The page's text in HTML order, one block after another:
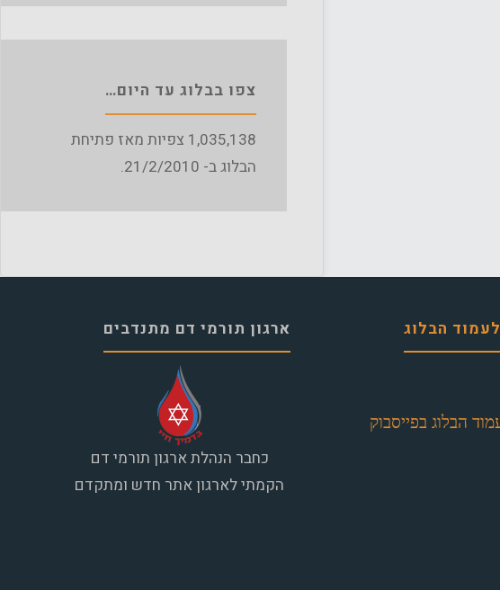
צפו בבלוג עד היום…
1,035,138 צפיות מאז פתיחת
הבלוג ב- 21/2/2010.
הבלוג
הבלוג בפייסבוק
ארגון תורמי דם מתנדבים
כחבר הנהלת ארגון תורמי דם
הקמתי לארגון אתר חדש ומתקדם